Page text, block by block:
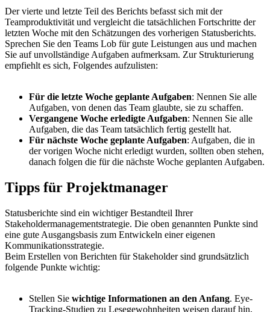
Der vierte und letzte Teil des Berichts befasst sich mit der
Teamproduktivität und vergleicht die tatsächlichen Fortschritte der
letzten Woche mit den Schätzungen des vorherigen Statusberichts.
Sprechen Sie den Teams Lob für gute Leistungen aus und machen
Sie auf unvollständige Aufgaben aufmerksam. Zur Strukturierung
empfiehlt es sich, Folgendes aufzulisten:
Für die letzte Woche geplante Aufgaben: Nennen Sie alle
Aufgaben, von denen das Team glaubte, sie zu schaffen.
Vergangene Woche erledigte Aufgaben: Nennen Sie alle
Aufgaben, die das Team tatsächlich fertig gestellt hat.
Für nächste Woche geplante Aufgaben: Aufgaben, die in
der vorigen Woche nicht erledigt wurden, sollten oben stehen,
danach folgen die für die nächste Woche geplanten Aufgaben.
Tipps für Projektmanager
Statusberichte sind ein wichtiger Bestandteil Ihrer
Stakeholdermanagementstrategie. Die oben genannten Punkte sind
eine gute Ausgangsbasis zum Entwickeln einer eigenen
Kommunikationsstrategie.
Beim Erstellen von Berichten für Stakeholder sind grundsätzlich
folgende Punkte wichtig:
Stellen Sie wichtige Informationen an den Anfang. Eye-
Tracking-Studien zu Lesegewohnheiten weisen darauf hin,